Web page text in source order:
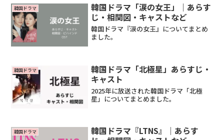
韓国ドラマ
韓国ドラマ「涙の女王」｜あらす
じ・相関図・キャストなど
韓国ドラマ『涙の女王』についてまとめ
ました。
韓国ドラマ
韓国ドラマ「北極星」あらすじ・
キャスト
2025年に放送された韓国ドラマ「北極
星」についてまとめました。
韓国ドラマ
韓国ドラマ『LTNS』｜あらす